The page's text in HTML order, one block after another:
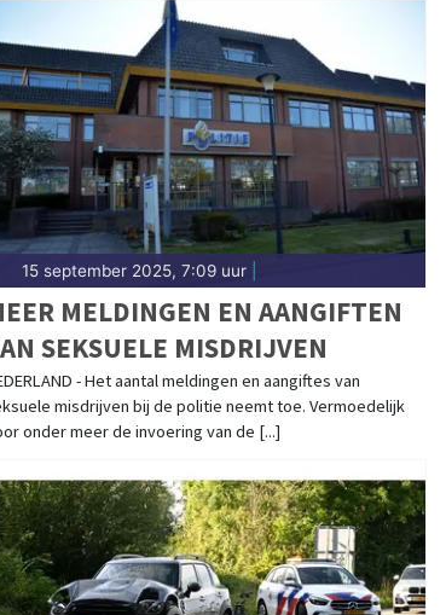
15 september 2025, 7:09 uur|
MELDINGEN EN AANGIFTEN
SEKSUELE MISDRIJVEN
- Het aantal meldingen en aangiftes van
misdrijven bij de politie neemt toe. Vermoedelijk
onder meer de invoering van de [...]